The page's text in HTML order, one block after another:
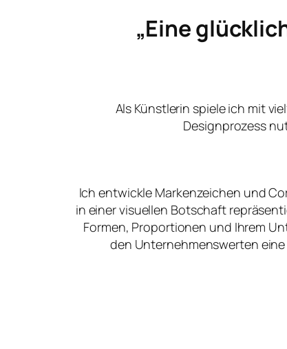
„Eine
Als Künstlerin spiele ich mit
Designprozess
Ich entwickle Markenzeichen und
in einer visuellen Botschaft
Formen, Proportionen und Ihrem
den Unternehmenswerten